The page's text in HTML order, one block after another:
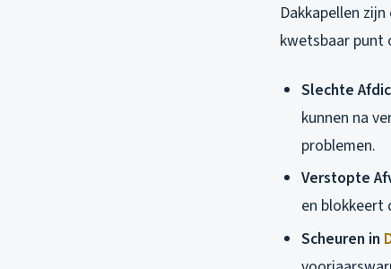
Dakkapellen
kwetsbaar punt
Slechte
kunnen na
problemen.
Verstopte
en blokkeert
Scheuren in